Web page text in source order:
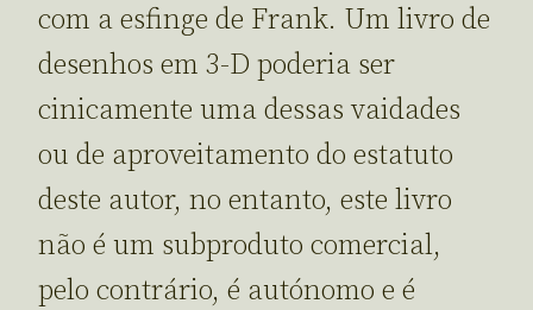
com a esfinge de Frank. Um livro de
desenhos em 3-D poderia ser
cinicamente uma dessas vaidades
ou de aproveitamento do estatuto
deste autor, no entanto, este livro
não é um subproduto comercial,
pelo contrário, é autónomo e é